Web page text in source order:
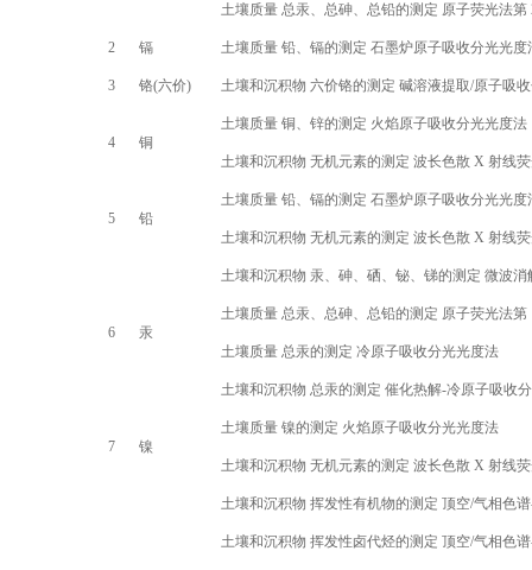
土壤质量 总汞、总砷、总铅的测定 原子荧光法第
2 镉 土壤质量 铅、镉的测定 石墨炉原子吸收分光光度
3 铬(六价) 土壤和沉积物 六价铬的测定 碱溶液提取/原子吸
4 铜
土壤质量 铜、锌的测定 火焰原子吸收分光光度法
土壤和沉积物 无机元素的测定 波长色散 X 射线
5 铅
土壤质量 铅、镉的测定 石墨炉原子吸收分光光度
土壤和沉积物 无机元素的测定 波长色散 X 射线
6 汞
土壤和沉积物 汞、砷、硒、铋、锑的测定 微波消
土壤质量 总汞、总砷、总铅的测定 原子荧光法第
土壤质量 总汞的测定 冷原子吸收分光光度法
土壤和沉积物 总汞的测定 催化热解-冷原子吸收
7 镍
土壤质量 镍的测定 火焰原子吸收分光光度法
土壤和沉积物 无机元素的测定 波长色散 X 射线
土壤和沉积物 挥发性有机物的测定 顶空/气相色谱
土壤和沉积物 挥发性卤代烃的测定 顶空/气相色谱